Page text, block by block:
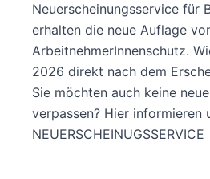
Neuerscheinungsservice für
erhalten die neue Auflage
ArbeitnehmerInnenschutz.
2026 direkt nach dem
Sie möchten auch keine
verpassen? Hier informieren
NEUERSCHEINUGSSERVICE